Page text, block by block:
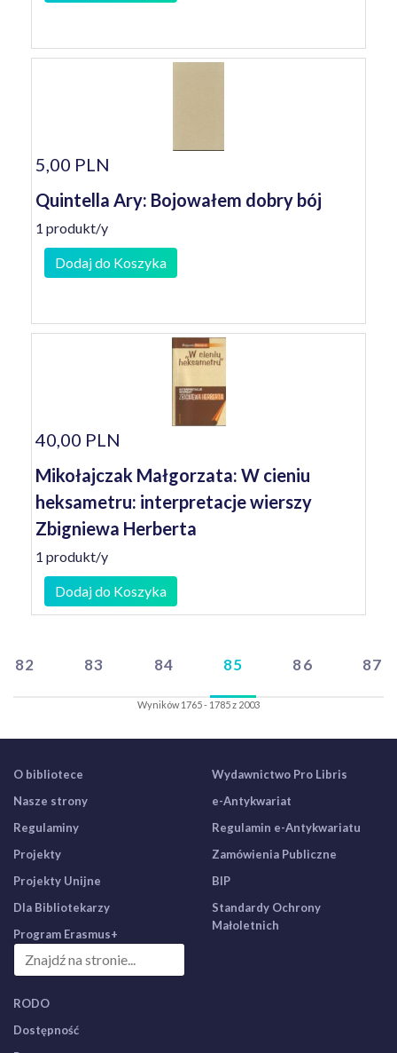
5,00 PLN
Quintella Ary: Bojowałem dobry bój
1 produkt/y
Dodaj do Koszyka
40,00 PLN
Mikołajczak Małgorzata: W cieniu
heksametru: interpretacje wierszy
Zbigniewa Herberta
1 produkt/y
Dodaj do Koszyka
82 83 84 85 86 87
Wyników 1765 - 1785 z 2003
O bibliotece
Nasze strony
Regulaminy
Projekty
Projekty Unijne
Dla Bibliotekarzy
Program Erasmus+
Wydawnictwo Pro Libris
e-Antykwariat
Regulamin e-Antykwariatu
Zamówienia Publiczne
BIP
Standardy Ochrony
Małoletnich
RODO
Dostępność